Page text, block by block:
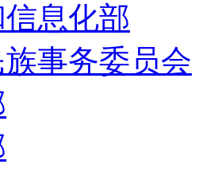
息化部
族事务委员会